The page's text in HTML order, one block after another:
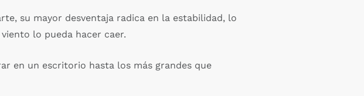
su mayor desventaja radica en la estabilidad, lo
lo pueda hacer caer.
en un escritorio hasta los más grandes que